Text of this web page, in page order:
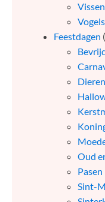
Vissen
Vogels
Feestdagen
Oud
Pasen
Sint-